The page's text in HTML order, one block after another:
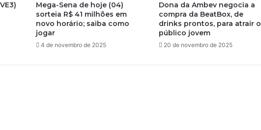
Mega-Sena de hoje (04)
sorteia R$ 41 milhões em
novo horário; saiba como
jogar
4 de novembro de 2025
Dona da Ambev negocia a
compra da BeatBox, de
drinks prontos, para atrair o
público jovem
20 de novembro de 2025